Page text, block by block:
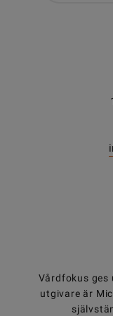
Vårdfokus ges
utgivare är